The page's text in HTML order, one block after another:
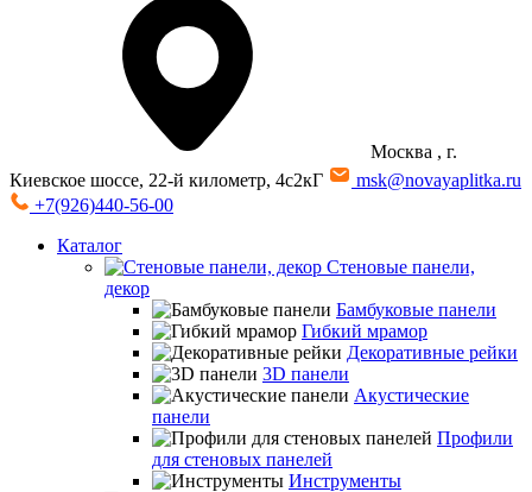
Москва , г.
Киевское шоссе, 22-й километр, 4с2кГ
msk@novayaplitka.ru
+7(926)440-56-00
Каталог
Стеновые панели,
декор
Бамбуковые панели
Гибкий мрамор
Декоративные рейки
3D панели
Акустические
панели
Профили
для стеновых панелей
Инструменты